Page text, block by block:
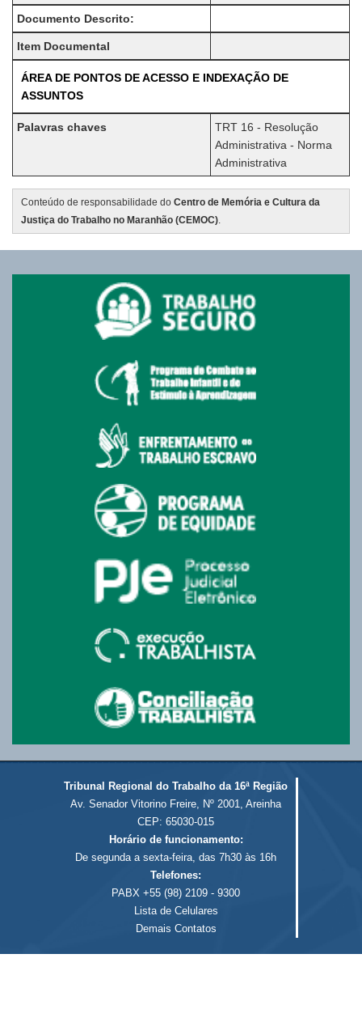
Documento Descrito:
Item Documental
ÁREA DE PONTOS DE ACESSO E INDEXAÇÃO DE
ASSUNTOS
Palavras chaves
TRT 16 - Resolução
Administrativa - Norma
Administrativa
Conteúdo de responsabilidade do Centro de Memória e Cultura da
Justiça do Trabalho no Maranhão (CEMOC)
Tribunal Regional do Trabalho da 16ª Região
Av. Senador Vitorino Freire, Nº 2001, Areinha
CEP: 65030-015
Horário de funcionamento:
De segunda a sexta-feira, das 7h30 às 16h
Telefones:
PABX +55 (98) 2109 - 9300
Lista de Celulares
Demais Contatos